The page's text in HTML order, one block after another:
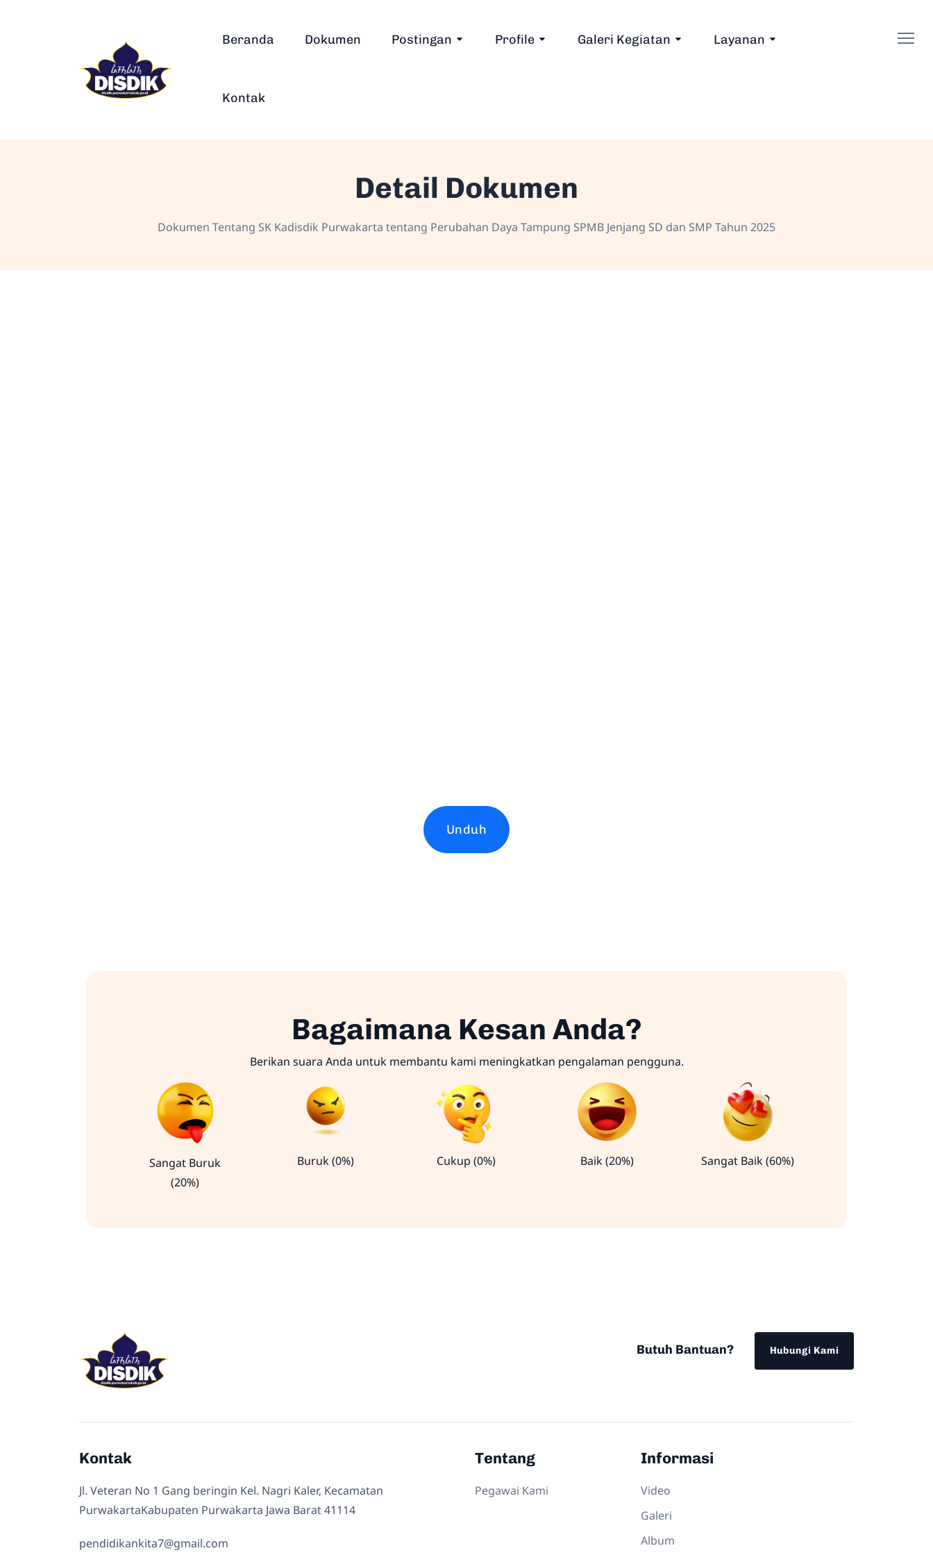
Beranda Dokumen Postingan Profile Galeri Kegiatan Layanan
Kontak
Detail Dokumen
Dokumen Tentang SK Kadisdik Purwakarta tentang Perubahan Daya Tampung SPMB Jenjang SD dan SMP Tahun 2025
Unduh
Bagaimana Kesan Anda?
Berikan suara Anda untuk membantu kami meningkatkan pengalaman pengguna.
Sangat Buruk
(20%)
Buruk (0%) Cukup (0%) Baik (20%) Sangat Baik (60%)
Butuh Bantuan? Hubungi Kami
Kontak
Jl. Veteran No 1 Gang beringin Kel. Nagri Kaler, Kecamatan
PurwakartaKabupaten Purwakarta Jawa Barat 41114
pendidikankita7@gmail.com
Tentang
Pegawai Kami
Informasi
Video
Galeri
Album